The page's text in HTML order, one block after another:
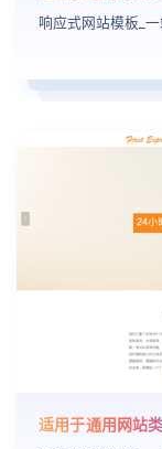
响应式网站模板_
适用于通用网站